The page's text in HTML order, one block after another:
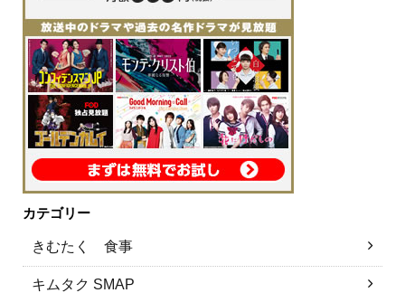
カテゴリー
きむたく 食事
キムタク SMAP